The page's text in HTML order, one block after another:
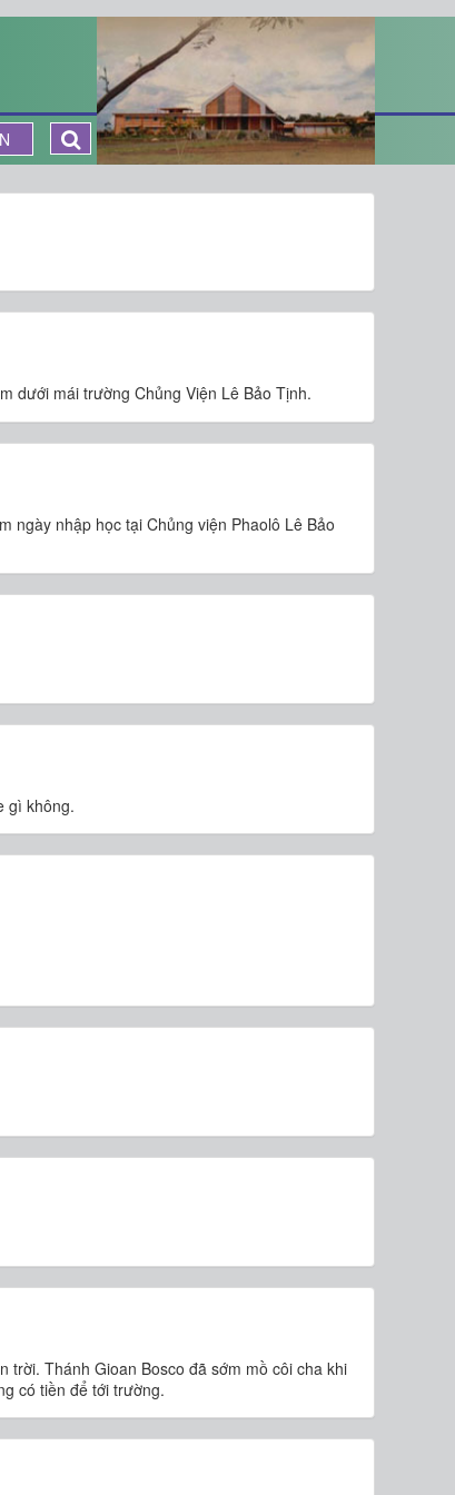
dưới mái trường Chủng Viện Lê Bảo Tịnh.
ngày nhập học tại Chủng viện Phaolô Lê Bảo
gì không.
Thánh Gioan Bosco đã sớm mồ côi cha khi
có tiền để tới trường.